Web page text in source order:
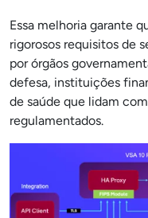
Essa melhoria garante
rigorosos requisitos de
por órgãos
defesa, instituições
de saúde que lidam
regulamentados.